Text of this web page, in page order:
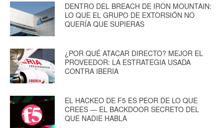
DENTRO DEL BREACH DE IRON MOUNTAIN:
LO QUE EL GRUPO DE EXTORSIÓN NO
QUERÍA QUE SUPIERAS
¿POR QUÉ ATACAR DIRECTO? MEJOR EL
PROVEEDOR: LA ESTRATEGIA USADA
CONTRA IBERIA
EL HACKEO DE F5 ES PEOR DE LO QUE
CREES — EL BACKDOOR SECRETO DEL
QUE NADIE HABLA